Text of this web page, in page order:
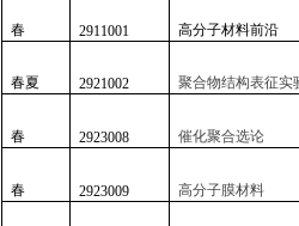
春 2911001 高分子材料前沿
春夏 2921002 聚合物结构表征实
春 2923008 催化聚合选论
春 2923009 高分子膜材料